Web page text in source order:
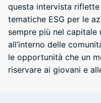
questa intervista riflette
tematiche ESG per le
sempre più nel capitale
all’interno delle
le opportunità che un
riservare ai giovani e